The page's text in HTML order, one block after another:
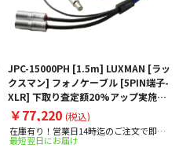
JPC-15000PH [1.5m] LUXMAN [ラッ
クスマン] フォノケーブル [5PIN端子-
XLR] 下取り査定額20%アップ実施
中！
￥77,220 (税込)
在庫有り！営業日14時迄のご注文で即日
出荷！
最短翌日にお届け